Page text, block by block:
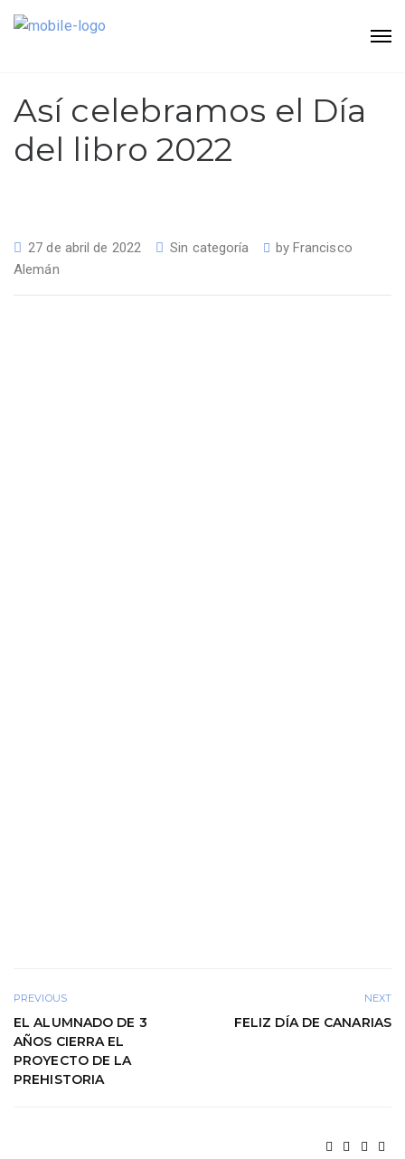
Así celebramos el Día
del libro 2022
27 de abril de 2022 Sin categoría by Francisco
Alemán
PREVIOUS
EL ALUMNADO DE 3
AÑOS CIERRA EL
PROYECTO DE LA
PREHISTORIA
NEXT
FELIZ DÍA DE CANARIAS